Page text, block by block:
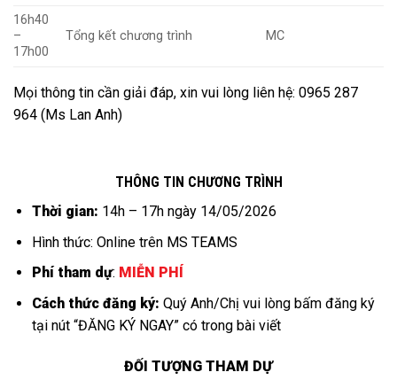
16h40
–
17h00
Tổng kết chương trình MC
Mọi thông tin cần giải đáp, xin vui lòng liên hệ: 0965 287
964 (Ms Lan Anh)
THÔNG TIN CHƯƠNG TRÌNH
T hời gian: 14h – 17h ngày 14/05/2026
Hình thức: Online trên MS TEAMS
Phí tham dự: MIỄN PHÍ
Cách thức đăng ký: Quý Anh/Chị vui lòng bấm đăng ký
tại nút “ĐĂNG KÝ NGAY” có trong bài viết
ĐỐI TƯỢNG THAM DỰ